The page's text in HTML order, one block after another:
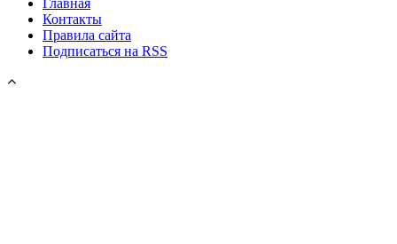
Главная
Контакты
Правила сайта
Подписаться на RSS